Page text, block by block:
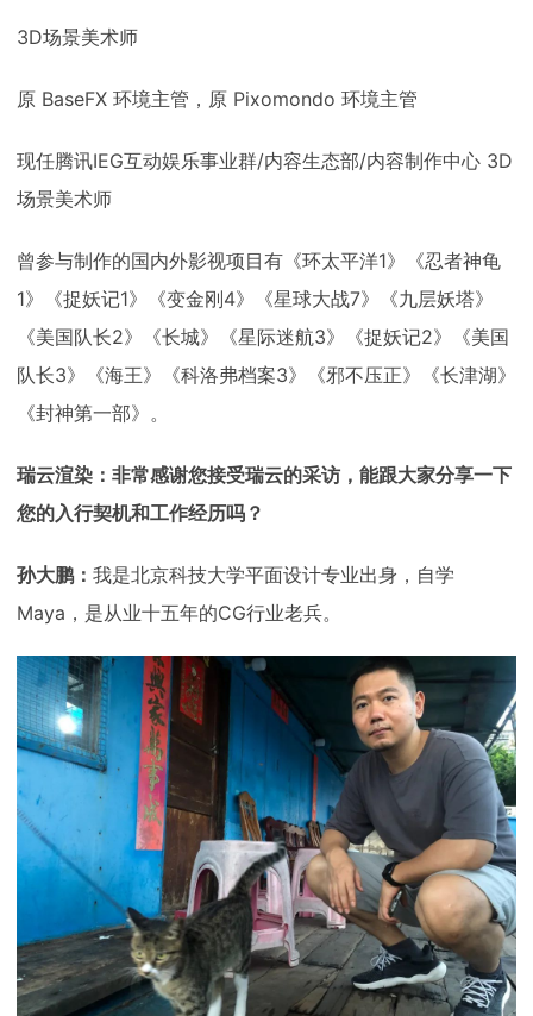
3D场景美术师
原 BaseFX 环境主管，原 Pixomondo 环境主管
现任腾讯IEG互动娱乐事业群/内容生态部/内容制作中心 3D
场景美术师
曾参与制作的国内外影视项目有《环太平洋1》《忍者神龟
1》《捉妖记1》《变金刚4》《星球大战7》《九层妖塔》
《美国队长2》《长城》《星际迷航3》《捉妖记2》《美国
队长3》《海王》《科洛弗档案3》《邪不压正》《长津湖》
《封神第一部》。
瑞云渲染：非常感谢您接受瑞云的采访，能跟大家分享一下
您的入行契机和工作经历吗？
孙大鹏： 我是北京科技大学平面设计专业出身，自学
Maya，是从业十五年的CG行业老兵。